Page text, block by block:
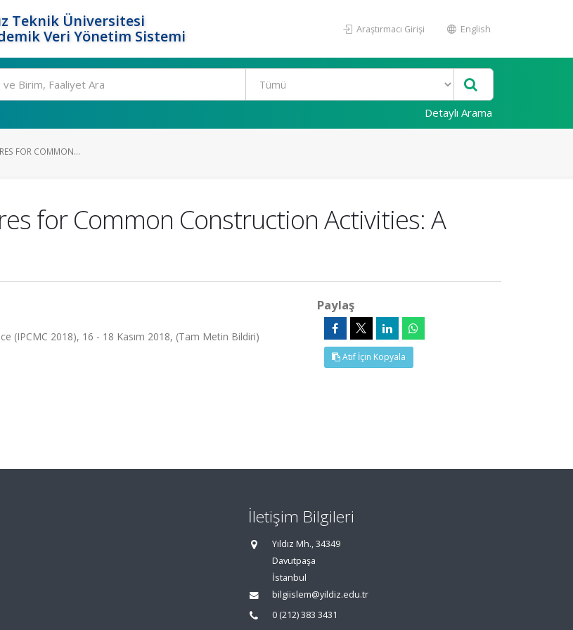
Teknik Üniversitesi
Veri Yönetim Sistemi
Araştırmacı Girişi English
Detaylı Arama
FOR COMMON...
for Common Construction Activities: A
2018), 16 - 18 Kasım 2018, (Tam Metin Bildiri)
Paylaş
Atıf İçin Kopyala
İletişim Bilgileri
Yıldız Mh., 34349
Davutpaşa
İstanbul
bilgiislem@yildiz.edu.tr
0 (212) 383 3431